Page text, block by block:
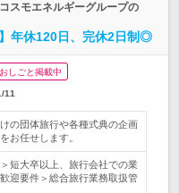
スモエネルギーグループの
年休120日、完休2日制◎
しごと掲載中
11
の団体旅行や各種式典の企画
お任せします。
短大卒以上、旅行会社での業
迎要件＞総合旅行業務取扱管